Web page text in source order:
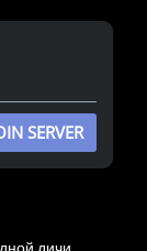
SERVER
дичи